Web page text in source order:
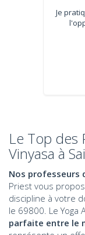
Je
Le Top des
Vinyasa à
Nos professeurs
Priest vous
discipline à votre
le 69800. Le Yoga
parfaite entre le